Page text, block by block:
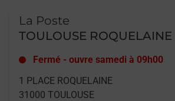
La Poste
TOULOUSE ROQUELAINE
Fermé - ouvre samedi à 09h00
1 PLACE ROQUELAINE
31000 TOULOUSE